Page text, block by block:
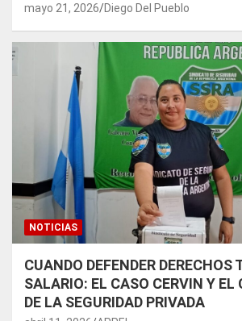
mayo 21, 2026 Diego Del Pueblo
NOTICIAS
CUANDO DEFENDER DERECHOS
SALARIO: EL CASO CERVIN Y EL
DE LA SEGURIDAD PRIVADA